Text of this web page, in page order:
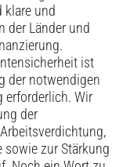
klare und
der Länder und
ist
der notwendigen
erforderlich. Wir
der
sowie zur Stärkung